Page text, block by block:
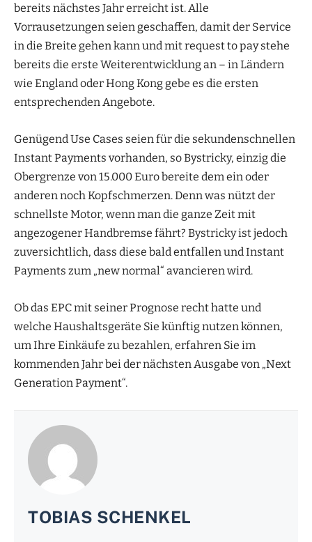
bereits nächstes Jahr erreicht ist. Alle
Vorrausetzungen seien geschaffen, damit der Service
in die Breite gehen kann und mit request to pay stehe
bereits die erste Weiterentwicklung an – in Ländern
wie England oder Hong Kong gebe es die ersten
entsprechenden Angebote.
Genügend Use Cases seien für die sekundenschnellen
Instant Payments vorhanden, so Bystricky, einzig die
Obergrenze von 15.000 Euro bereite dem ein oder
anderen noch Kopfschmerzen. Denn was nützt der
schnellste Motor, wenn man die ganze Zeit mit
angezogener Handbremse fährt? Bystricky ist jedoch
zuversichtlich, dass diese bald entfallen und Instant
Payments zum „new normal“ avancieren wird.
Ob das EPC mit seiner Prognose recht hatte und
welche Haushaltsgeräte Sie künftig nutzen können,
um Ihre Einkäufe zu bezahlen, erfahren Sie im
kommenden Jahr bei der nächsten Ausgabe von „Next
Generation Payment“.
TOBIAS SCHENKEL